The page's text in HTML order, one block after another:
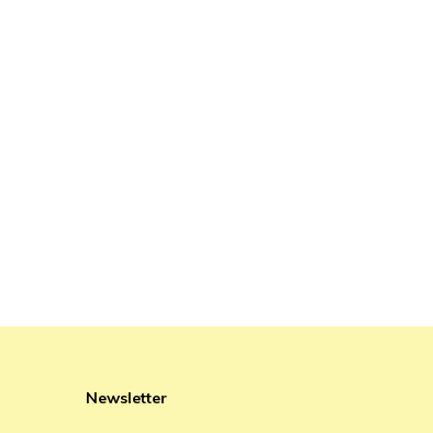
Newsletter